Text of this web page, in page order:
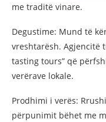
me traditë vinare.
Degustime: Mund të
vreshtarësh. Agjencitë
tasting tours” që
verërave lokale.
Prodhimi i verës:
përpunimit bëhet me